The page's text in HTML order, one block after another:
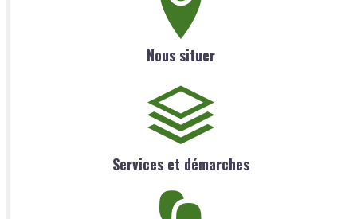
Nous situer
Services et démarches